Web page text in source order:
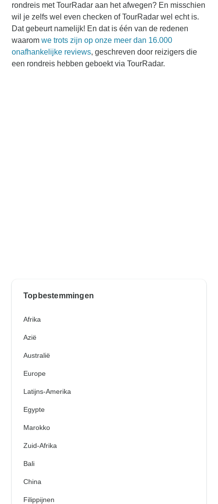
rondreis met TourRadar aan het afwegen? En misschien
wil je zelfs wel even checken of TourRadar wel echt is.
Dat gebeurt namelijk! En dat is één van de redenen
waarom we trots zijn op onze meer dan 16.000
onafhankelijke reviews, geschreven door reizigers die
een rondreis hebben geboekt via TourRadar.
Topbestemmingen
Afrika
Azië
Australië
Europe
Latijns-Amerika
Egypte
Marokko
Zuid-Afrika
Bali
China
Filippijnen